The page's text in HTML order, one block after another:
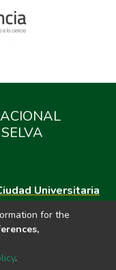
Universitaria
Tingo María, Huánuco
del contacto
portalweb.unas.edu.pe/
for the
.